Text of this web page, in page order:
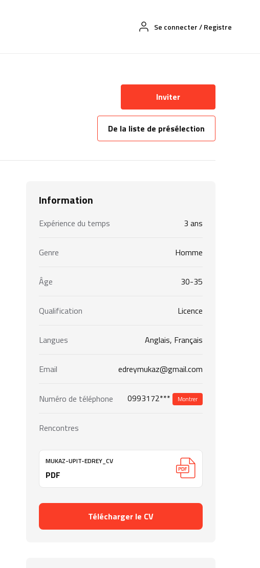
Se connecter/Registre
Inviter
De la liste de présélection
Information
Expérience du temps 3 ans
Genre Homme
Âge 30-35
Qualification Licence
Langues Anglais, Français
Email edreymukaz@gmail.com
Numéro de téléphone 0993172*** Montrer
Rencontres
MUKAZ-UPIT-EDREY_CV
PDF
Télécharger le CV